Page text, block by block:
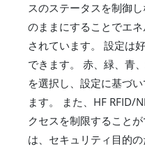
スのステータスを制御
のままにすることでエ
されています。 設定は
できます。 赤、緑、青
を選択し、設定に基づ
ます。 また、HF RFID/
クセスを制限すること
は、セキュリティ目的